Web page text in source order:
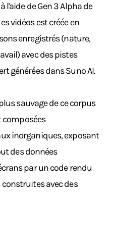
l'aide de Gen 3 Alpha de
vidéos est créée en
enregistrés (nature,
avec des pistes
générées dans Suno AI.
sauvage de ce corpus
composées
inorganiques, exposant
des données
par un code rendu
avec des